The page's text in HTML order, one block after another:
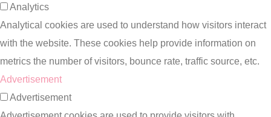
Analytics
Analytical cookies are used to understand how visitors interact
with the website. These cookies help provide information on
metrics the number of visitors, bounce rate, traffic source, etc.
Advertisement
Advertisement